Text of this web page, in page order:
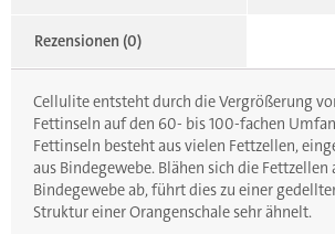
Rezensionen (0)
Cellulite entsteht durch die Vergrößerung
Fettinseln auf den 60- bis 100-fachen
Fettinseln besteht aus vielen Fettzellen,
aus Bindegewebe. Blähen sich die
Bindegewebe ab, führt dies zu einer
Struktur einer Orangenschale sehr ähnelt.